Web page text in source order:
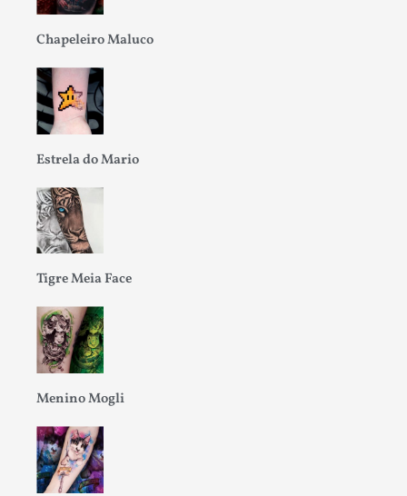
Chapeleiro Maluco
Estrela do Mario
Tigre Meia Face
Menino Mogli